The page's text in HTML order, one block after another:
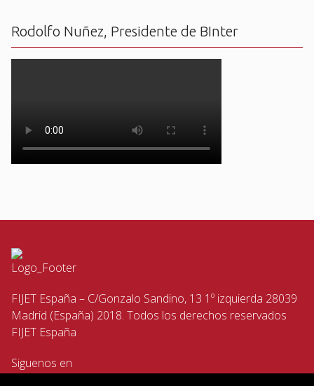
Rodolfo Nuñez, Presidente de BInter
FIJET España – C/Gonzalo Sandino, 13 1º izquierda 28039
Madrid (España) 2018. Todos los derechos reservados
FIJET España
Siguenos en